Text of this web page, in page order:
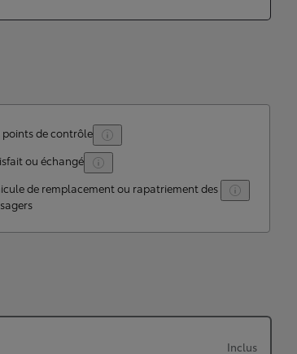
points de contrôle
ou échangé
de remplacement ou rapatriement des
Inclus